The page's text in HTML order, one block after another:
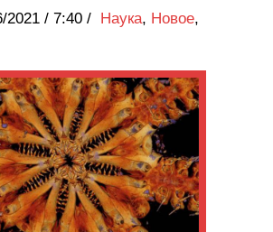
2021 / 7:40 / Наука, Новое,